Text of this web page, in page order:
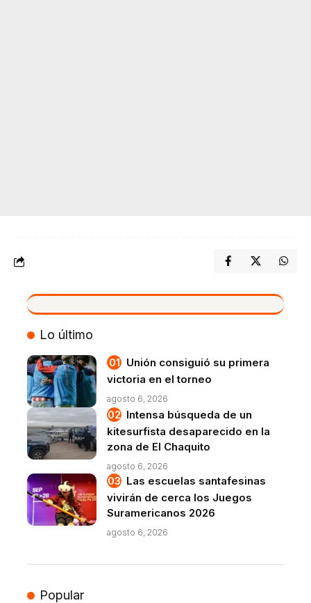
VIVO
Lo último
Unión consiguió su primera
victoria en el torneo
agosto 6, 2026
Intensa búsqueda de un
kitesurfista desaparecido en la
zona de El Chaquito
agosto 6, 2026
Las escuelas santafesinas
vivirán de cerca los Juegos
Suramericanos 2026
agosto 6, 2026
Popular